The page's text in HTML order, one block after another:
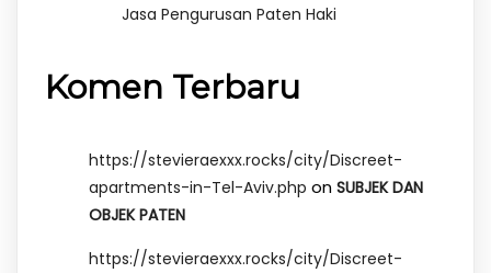
Jasa Pengurusan Paten Haki
Komen Terbaru
https://stevieraexxx.rocks/city/Discreet-
apartments-in-Tel-Aviv.php on SUBJEK DAN
OBJEK PATEN
https://stevieraexxx.rocks/city/Discreet-